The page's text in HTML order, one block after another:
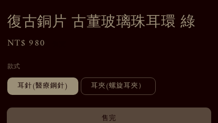
復古銅片 古董玻璃珠耳環 綠
Regular
NT$ 980
款式
耳針(醫療鋼針) 耳夾(螺旋耳夾）
售完